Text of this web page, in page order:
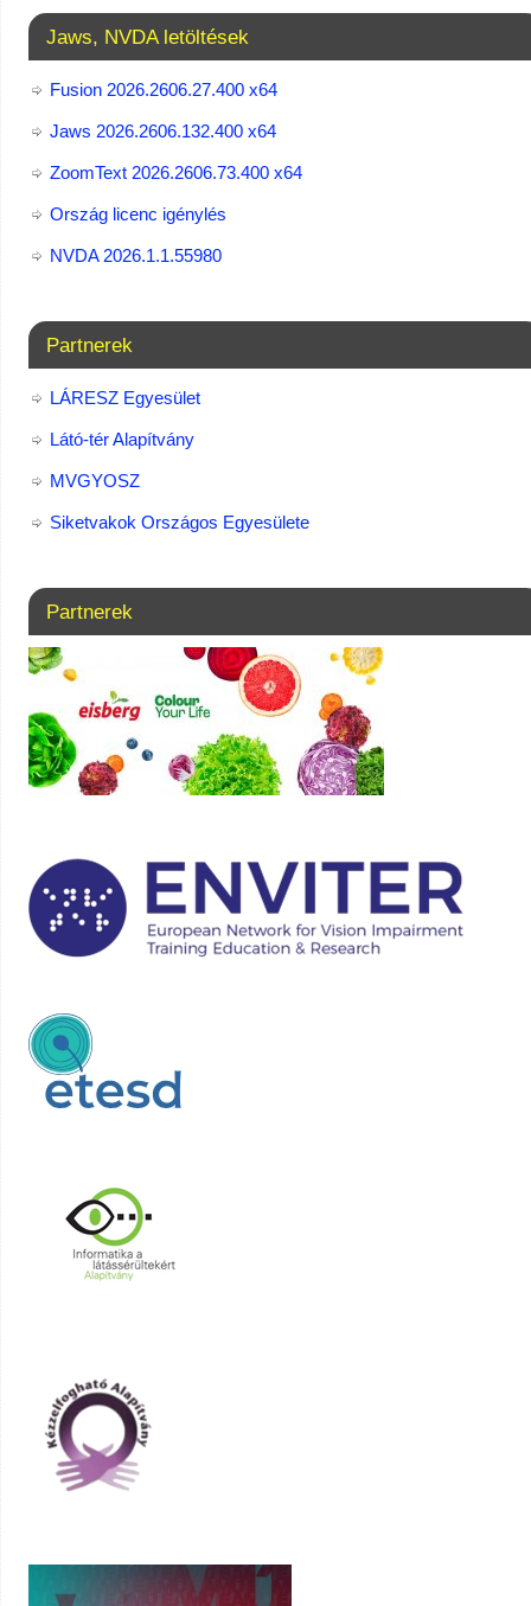
Jaws, NVDA letöltések
Fusion 2026.2606.27.400 x64
Jaws 2026.2606.132.400 x64
ZoomText 2026.2606.73.400​ x64
Ország licenc igénylés
NVDA 2026.1.1.55980
Partnerek
LÁRESZ Egyesület
Látó-tér Alapítvány
MVGYOSZ
Siketvakok Országos Egyesülete
Partnerek